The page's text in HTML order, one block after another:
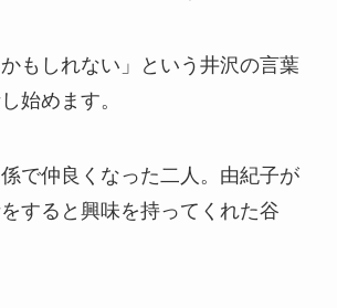
かもしれない」という井沢の言葉
始めます。
で仲良くなった二人。由紀子が
すると興味を持ってくれた谷